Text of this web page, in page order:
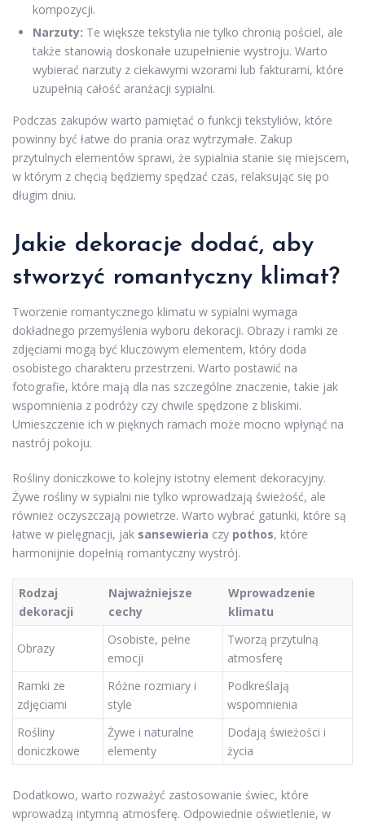
kompozycji.
Narzuty: Te większe tekstylia nie tylko chronią pościel, ale
także stanowią doskonałe uzupełnienie wystroju. Warto
wybierać narzuty z ciekawymi wzorami lub fakturami, które
uzupełnią całość aranżacji sypialni.
Podczas zakupów warto pamiętać o funkcji tekstyliów, które
powinny być łatwe do prania oraz wytrzymałe. Zakup
przytulnych elementów sprawi, że sypialnia stanie się miejscem,
w którym z chęcią będziemy spędzać czas, relaksując się po
długim dniu.
Jakie dekoracje dodać, aby
stworzyć romantyczny klimat?
Tworzenie romantycznego klimatu w sypialni wymaga
dokładnego przemyślenia wyboru dekoracji. Obrazy i ramki ze
zdjęciami mogą być kluczowym elementem, który doda
osobistego charakteru przestrzeni. Warto postawić na
fotografie, które mają dla nas szczególne znaczenie, takie jak
wspomnienia z podróży czy chwile spędzone z bliskimi.
Umieszczenie ich w pięknych ramach może mocno wpłynąć na
nastrój pokoju.
Rośliny doniczkowe to kolejny istotny element dekoracyjny.
Żywe rośliny w sypialni nie tylko wprowadzają świeżość, ale
również oczyszczają powietrze. Warto wybrać gatunki, które są
łatwe w pielęgnacji, jak sansewieria czy pothos, które
harmonijnie dopełnią romantyczny wystrój.
Rodzaj
dekoracji
Najważniejsze
cechy
Wprowadzenie
klimatu
Obrazy
Osobiste, pełne
emocji
Tworzą przytulną
atmosferę
Ramki ze
zdjęciami
Różne rozmiary i
style
Podkreślają
wspomnienia
Rośliny
doniczkowe
Żywe i naturalne
elementy
Dodają świeżości i
życia
Dodatkowo, warto rozważyć zastosowanie świec, które
wprowadzą intymną atmosferę. Odpowiednie oświetlenie, w